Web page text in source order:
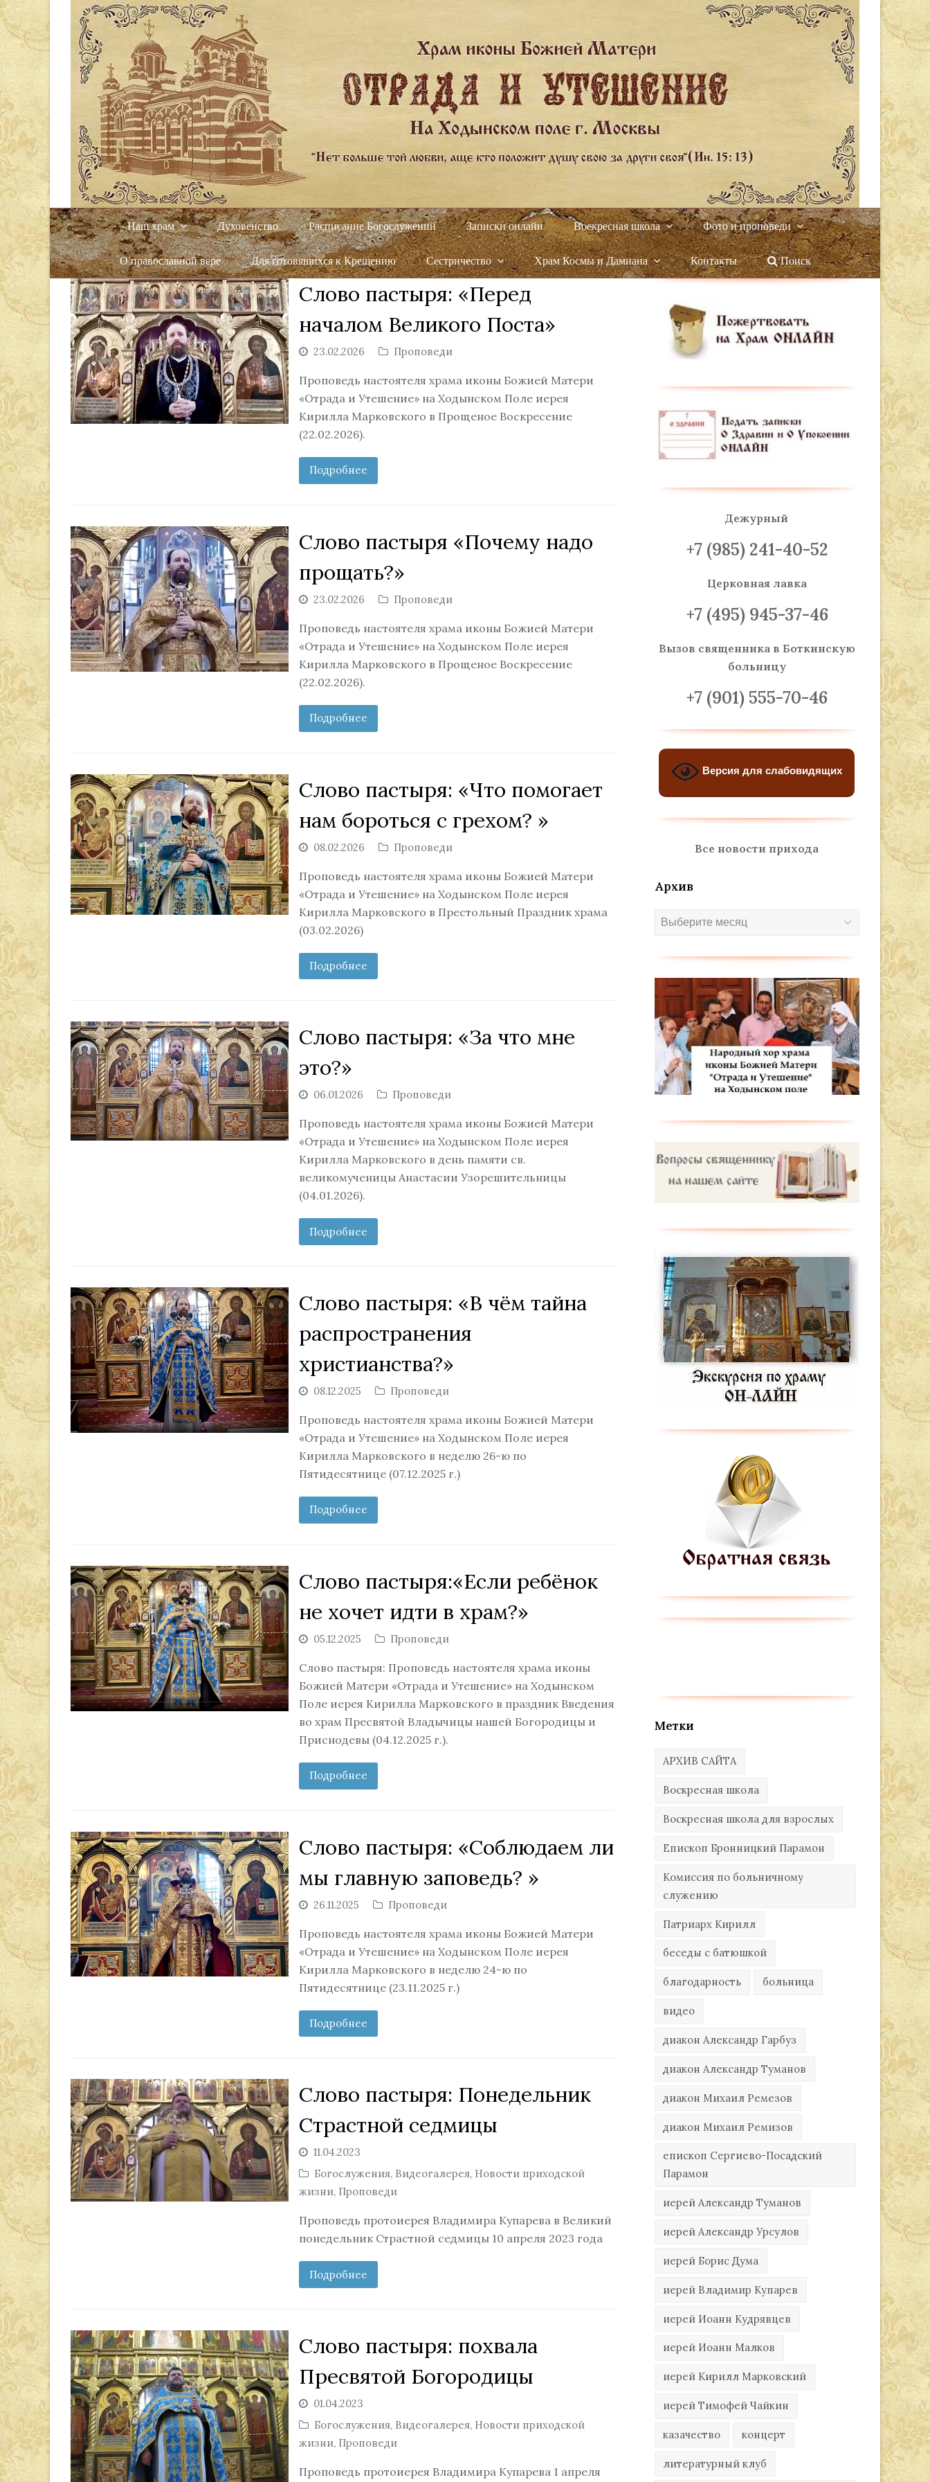
Наш храм Духовенство Расписание Богослужений Записки онлайн Воскресная школа Фото и проповеди
О православной вере Для готовящихся к Крещению Сестричество Храм Космы и Дамиана Контакты Поиск
Слово пастыря: «Перед
началом Великого Поста»
23.02.2026 Проповеди
Проповедь настоятеля храма иконы Божией Матери
«Отрада и Утешение» на Ходынском Поле иерея
Кирилла Марковского в Прощеное Воскресение
(22.02.2026).
Подробнее
Слово пастыря «Почему надо
прощать?»
23.02.2026 Проповеди
Проповедь настоятеля храма иконы Божией Матери
«Отрада и Утешение» на Ходынском Поле иерея
Кирилла Марковского в Прощеное Воскресение
(22.02.2026).
Подробнее
Слово пастыря: «Что помогает
нам бороться с грехом? »
08.02.2026 Проповеди
Проповедь настоятеля храма иконы Божией Матери
«Отрада и Утешение» на Ходынском Поле иерея
Кирилла Марковского в Престольный Праздник храма
(03.02.2026)
Подробнее
Слово пастыря: «За что мне
это?»
06.01.2026 Проповеди
Проповедь настоятеля храма иконы Божией Матери
«Отрада и Утешение» на Ходынском Поле иерея
Кирилла Марковского в день памяти св.
великомученицы Анастасии Узорешительницы
(04.01.2026).
Подробнее
Слово пастыря: «В чём тайна
распространения
христианства?»
08.12.2025 Проповеди
Проповедь настоятеля храма иконы Божией Матери
«Отрада и Утешение» на Ходынском Поле иерея
Кирилла Марковского в неделю 26-ю по
Пятидесятнице (07.12.2025 г.)
Подробнее
Слово пастыря:«Если ребёнок
не хочет идти в храм?»
05.12.2025 Проповеди
Слово пастыря: Проповедь настоятеля храма иконы
Божией Матери «Отрада и Утешение» на Ходынском
Поле иерея Кирилла Марковского в праздник Введения
во храм Пресвятой Владычицы нашей Богородицы и
Приснодевы (04.12.2025 г.).
Подробнее
Слово пастыря: «Соблюдаем ли
мы главную заповедь? »
26.11.2025 Проповеди
Проповедь настоятеля храма иконы Божией Матери
«Отрада и Утешение» на Ходынском Поле иерея
Кирилла Марковского в неделю 24-ю по
Пятидесятнице (23.11.2025 г.)
Подробнее
Слово пастыря: Понедельник
Страстной седмицы
11.04.2023
Богослужения, Видеогалерея, Новости приходской
жизни, Проповеди
Проповедь протоиерея Владимира Купарева в Великий
понедельник Страстной седмицы 10 апреля 2023 года
Подробнее
Слово пастыря: похвала
Пресвятой Богородицы
01.04.2023
Богослужения, Видеогалерея, Новости приходской
жизни, Проповеди
Проповедь протоиерея Владимира Купарева 1 апреля
Дежурный
+7 (985) 241-40-52
Церковная лавка
+7 (495) 945-37-46
Вызов священника в Боткинскую
больницу
+7 (901) 555-70-46
Версия для слабовидящих
Все новости прихода
Архив
Архив
Метки
АРХИВ САЙТА
Воскресная школа
Воскресная школа для взрослых
Епископ Бронницкий Парамон
Комиссия по больничному
служению
Патриарх Кирилл
беседы с батюшкой
благодарность больница
видео
диакон Александр Гарбуз
диакон Александр Туманов
диакон Михаил Ремезов
диакон Михаил Ремизов
епископ Сергиево-Посадский
Парамон
иерей Александр Туманов
иерей Александр Урсулов
иерей Борис Дума
иерей Владимир Купарев
иерей Иоанн Кудрявцев
иерей Иоанн Малков
иерей Кирилл Марковский
иерей Тимофей Чайкин
казачество концерт
литературный клуб